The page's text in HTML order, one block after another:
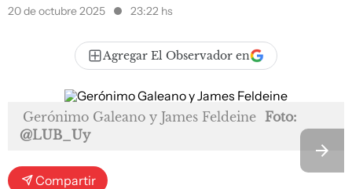
20 de octubre 2025 23:22 hs
Agregar El Observador en
Gerónimo Galeano y James Feldeine Foto:
@LUB_Uy
Compartir